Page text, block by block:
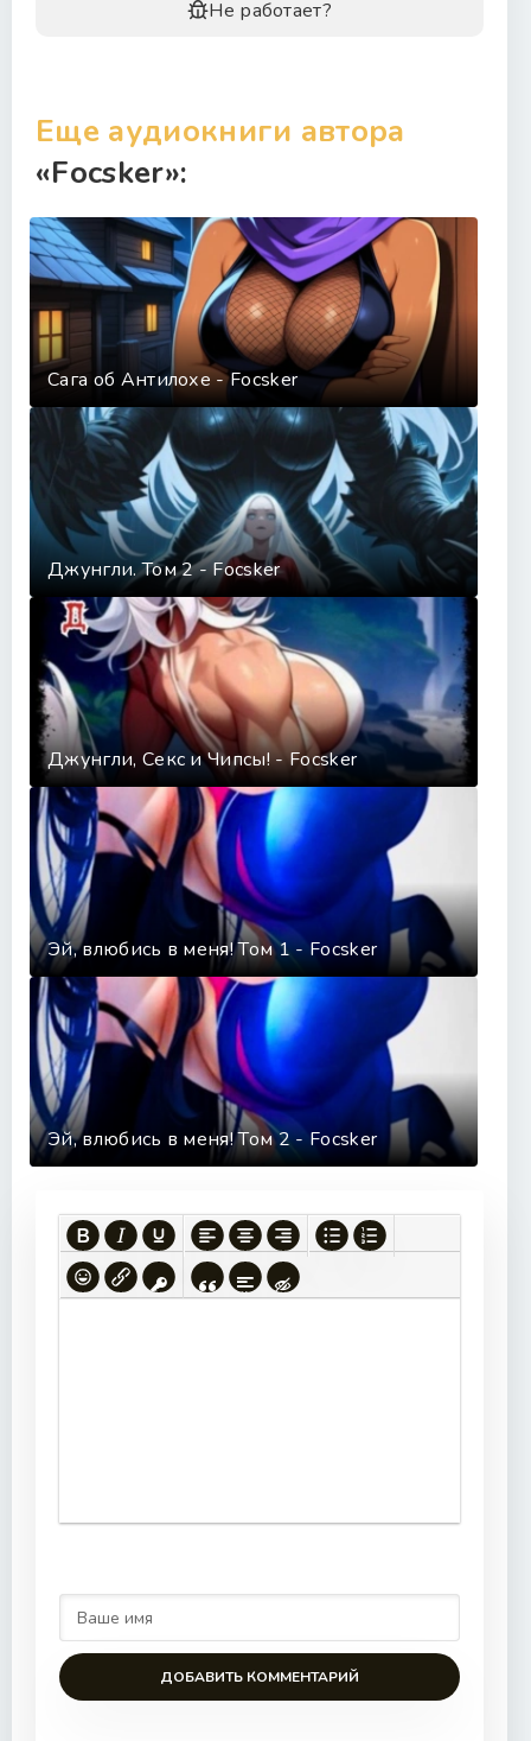
Не работает?
Еще аудиокниги автора
«Focsker»:
Сага об Антилохе - Focsker
Джунгли. Том 2 - Focsker
Джунгли, Секс и Чипсы! - Focsker
Эй, влюбись в меня! Том 1 - Focsker
Эй, влюбись в меня! Том 2 - Focsker
ДОБАВИТЬ КОММЕНТАРИЙ